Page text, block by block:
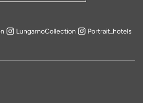
Tab
LungarnoCollection Portrait_hotels